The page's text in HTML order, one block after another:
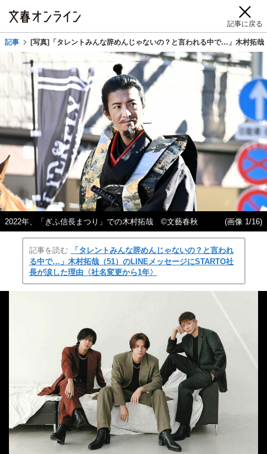
記事に戻る
記事 [写真]「タレントみんな辞めんじゃないの？と言われる中で…」木村拓
2022年、「ぎふ信長まつり」での木村拓哉 ©文藝春秋 (画像 1/16)
記事を読む
「タレントみんな辞めんじゃないの？と言われ
る中で…」木村拓哉（51）のLINEメッセージにSTARTO社
長が涙した理由〈社名変更から1年〉